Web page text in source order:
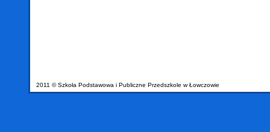
2011 © Szkoła Podstawowa i Publiczne Przedszkole w Łowczowie